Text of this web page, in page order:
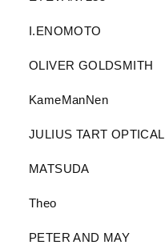
I.ENOMOTO
OLIVER GOLDSMITH
KameManNen
JULIUS TART OPTICAL
MATSUDA
Theo
PETER AND MAY